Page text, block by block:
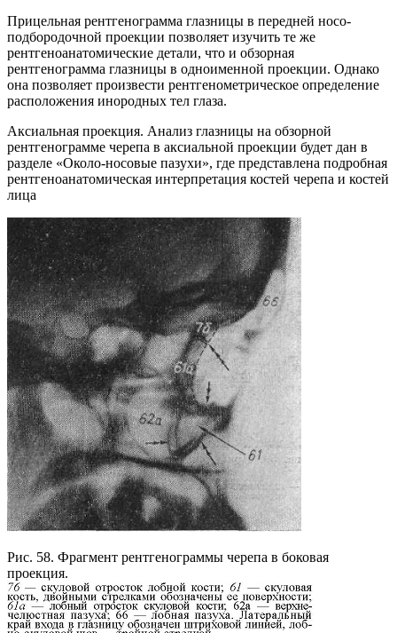
Прицельная рентгенограмма глазницы в передней носо-
подбородочной проекции позволяет изучить те же
рентгеноанатомические детали, что и обзорная
рентгенограмма глазницы в одноименной проекции. Однако
она позволяет произвести рентгенометрическое определение
расположения инородных тел глаза.
Аксиальная проекция. Анализ глазницы на обзорной
рентгенограмме черепа в аксиальной проекции будет дан в
разделе «Около-носовые пазухи», где представлена подробная
рентгеноанатомическая интерпретация костей черепа и костей
лица
Рис. 58. Фрагмент рентгенограммы черепа в боковая
проекция.